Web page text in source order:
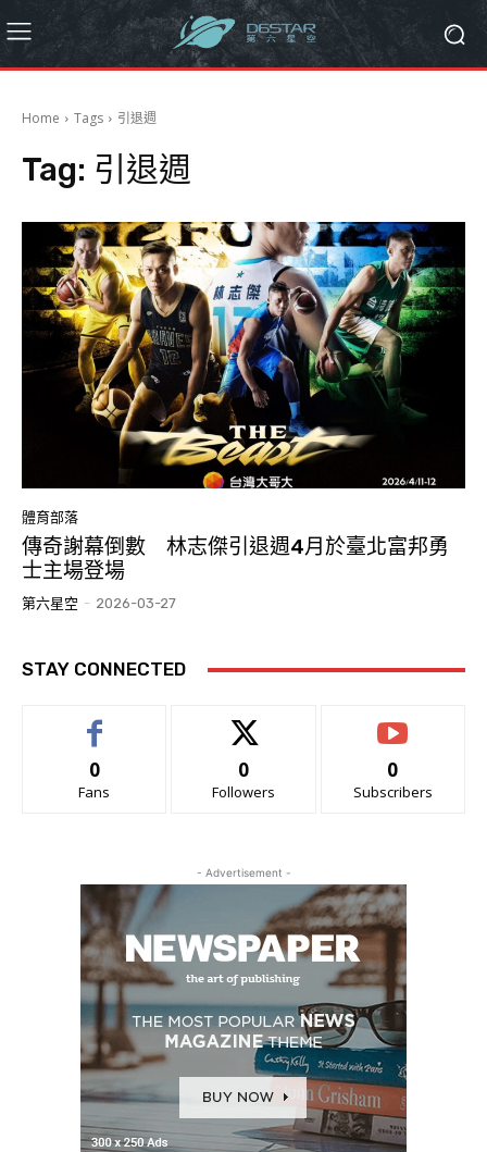
Home Tags 引退週
Tag: 引退週
體育部落
傳奇謝幕倒數 林志傑引退週4月於臺北富邦勇
士主場登場
第六星空 - 2026-03-27
STAY CONNECTED
0
Fans
0
Followers
0
Subscribers
- Advertisement -